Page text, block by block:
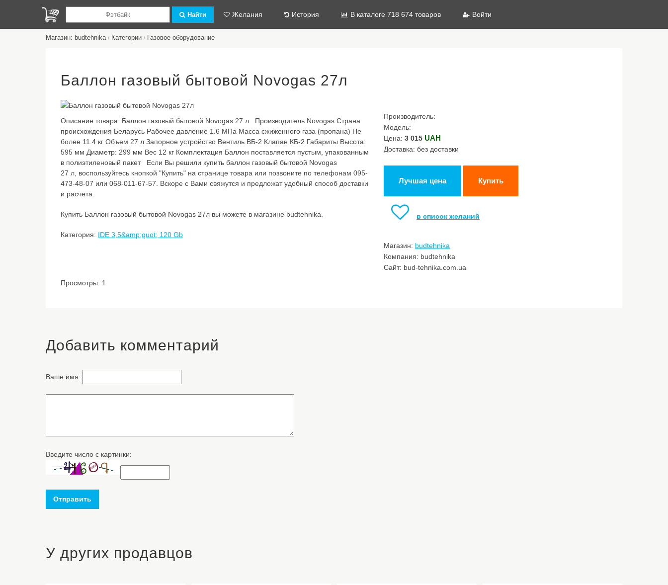
Найти Желания История В каталоге 718 674 товаров Войти
Магазин: budtehnika / Категории / Газовое оборудование
Баллон газовый бытовой Novogas 27л
Описание товара: Баллон газовый бытовой Novogas 27 л Производитель Novogas Страна
происхождения Беларусь Рабочее давление 1.6 МПа Масса сжиженного газа (пропана) Не
более 11.4 кг Объем 27 л Запорное устройство Вентиль ВБ-2 Клапан КБ-2 Габариты Высота:
595 мм Диаметр: 299 мм Вес 12 кг Комплектация Баллон поставляется пустым, упакованным
в полиэтиленовый пакет Если Вы решили купить баллон газовый бытовой Novogas
27 л, воспользуйтесь кнопкой "Купить" на странице товара или позвоните по телефонам 095-
473-48-07 или 068-011-67-57. Вскоре с Вами свяжутся и предложат удобный способ доставки
и расчета.
Купить Баллон газовый бытовой Novogas 27л вы можете в магазине budtehnika.
Категория: IDE 3,5&amp;quot; 120 Gb
Производитель:
Модель:
Цена: 3 015 UAH
Доставка: без доставки
Лучшая цена Купить
в список желаний
Магазин: budtehnika
Компания: budtehnika
Сайт: bud-tehnika.com.ua
Просмотры: 1
Добавить комментарий
Ваше имя:
Введите число с картинки:
Отправить
У других продавцов